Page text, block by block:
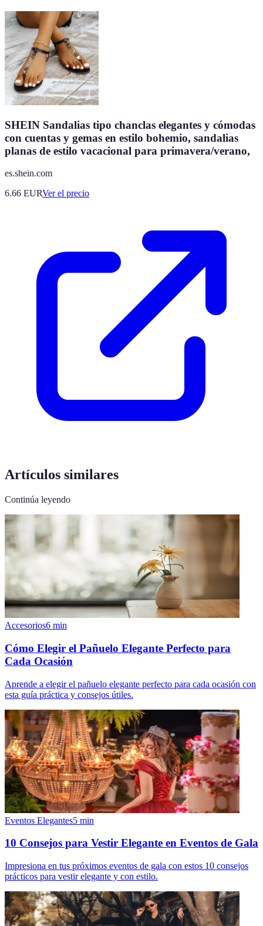
SHEIN Sandalias tipo chanclas elegantes y cómodas
con cuentas y gemas en estilo bohemio, sandalias
planas de estilo vacacional para primavera/verano,
es.shein.com
6.66 EURVer el precio
Artículos similares
Continúa leyendo
Accesorios6 min
Cómo Elegir el Pañuelo Elegante Perfecto para
Cada Ocasión
Aprende a elegir el pañuelo elegante perfecto para cada ocasión con
esta guía práctica y consejos útiles.
Eventos Elegantes5 min
10 Consejos para Vestir Elegante en Eventos de Gala
Impresiona en tus próximos eventos de gala con estos 10 consejos
prácticos para vestir elegante y con estilo.